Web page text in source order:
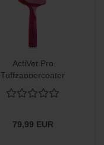
ActiVet Pro
Tuffzappercoater
lila/rot hart 9cm
79,99 EUR